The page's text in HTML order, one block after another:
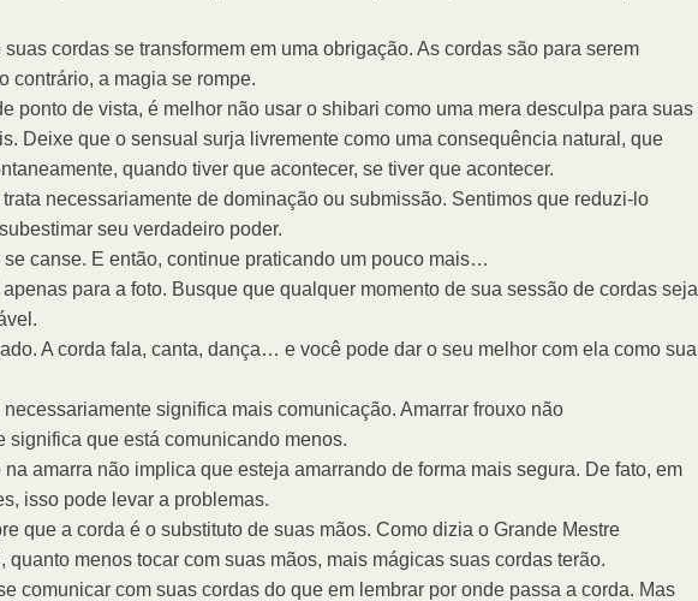
suas cordas se transformem em uma obrigação. As cordas são para serem
contrário, a magia se rompe.
ponto de vista, é melhor não usar o shibari como uma mera desculpa para suas
Deixe que o sensual surja livremente como uma consequência natural, que
quando tiver que acontecer, se tiver que acontecer.
necessariamente de dominação ou submissão. Sentimos que reduzi-lo
seu verdadeiro poder.
se canse. E então, continue praticando um pouco mais…
para a foto. Busque que qualquer momento de sua sessão de cordas seja
A corda fala, canta, dança… e você pode dar o seu melhor com ela como sua
necessariamente significa mais comunicação. Amarrar frouxo não
significa que está comunicando menos.
na amarra não implica que esteja amarrando de forma mais segura. De fato, em
isso pode levar a problemas.
que a corda é o substituto de suas mãos. Como dizia o Grande Mestre
quanto menos tocar com suas mãos, mais mágicas suas cordas terão.
comunicar com suas cordas do que em lembrar por onde passa a corda. Mas